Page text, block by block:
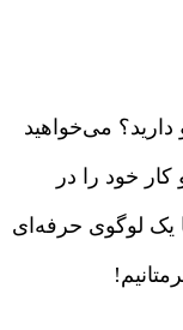
دارید؟ می‌خواهید
خود را در
یک لوگوی حرفه‌ای